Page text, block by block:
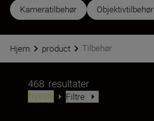
Kameratilbehør Objektivtilbehør
Hjem product Tilbehør
468 resultater
Nyeste Filtre